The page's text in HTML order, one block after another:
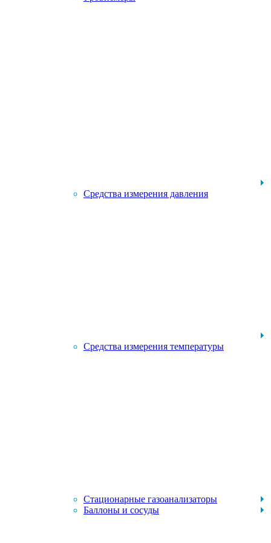
Средства измерения давления
Средства измерения температуры
Стационарные газоанализаторы
Баллоны и сосуды